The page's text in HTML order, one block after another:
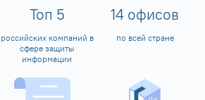
Топ 5
российских компаний в
сфере защиты
информации
14 офисов
по всей стране